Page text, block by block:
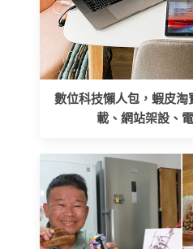
數位科技懶人包，蝦皮淘
載、網站架設、